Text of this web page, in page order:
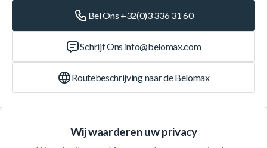
Wij waarderen uw privacy
Bel Ons +32(0)3 336 31 60
Schrijf Ons info@belomax.com
Routebeschrijving naar de Belomax